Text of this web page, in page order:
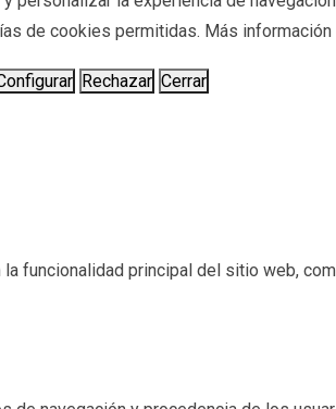
de cookies permitidas. Más información
Rechazar Cerrar
funcionalidad principal del sitio web,